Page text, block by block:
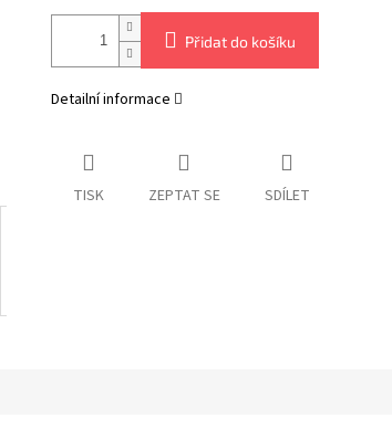
Přidat do košíku
Detailní informace
TISK ZEPTAT SE SDÍLET